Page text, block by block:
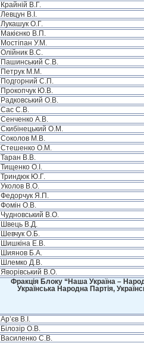
Крайній В.Г.
Левцун В.І.
Лукашук О.Г.
Макієнко В.П.
Мостіпан У.М.
Олійник В.С.
Пашинський С.В.
Петрук М.М.
Подгорний С.П.
Прокопчук Ю.В.
Радковський О.В.
Сас С.В.
Сенченко А.В.
Скибінецький О.М.
Соколов М.В.
Стешенко О.М.
Таран В.В.
Тищенко О.І.
Триндюк Ю.Г.
Уколов В.О.
Федорчук Я.П.
Фомін О.В.
Чудновський В.О.
Швець В.Д.
Шевчук О.Б.
Шишкіна Е.В.
Шиянов Б.А.
Шлемко Д.В.
Яворівський В.О.
Фракція Блоку “Наша Україна –
Українська Народна Партія,
Ар’єв В.І.
Білозір О.В.
Василенко С.В.